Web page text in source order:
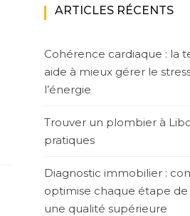
ARTICLES RÉCENTS
Cohérence cardiaque : la
aide à mieux gérer le
l’énergie
Trouver un plombier à
pratiques
Diagnostic immobilier :
optimise chaque étape
une qualité supérieure